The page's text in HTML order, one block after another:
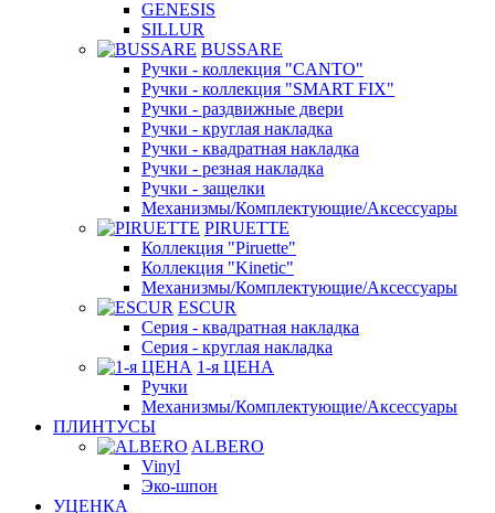
GENESIS
SILLUR
BUSSARE
Ручки - коллекция "CANTO"
Ручки - коллекция "SMART FIX"
Ручки - раздвижные двери
Ручки - круглая накладка
Ручки - квадратная накладка
Ручки - резная накладка
Ручки - защелки
Механизмы/Комплектующие/Аксессуары
PIRUETTE
Коллекция "Piruette"
Коллекция "Kinetic"
Механизмы/Комплектующие/Аксессуары
ESCUR
Серия - квадратная накладка
Серия - круглая накладка
1-я ЦЕНА
Ручки
Механизмы/Комплектующие/Аксессуары
ПЛИНТУСЫ
ALBERO
Vinyl
Эко-шпон
УЦЕНКА